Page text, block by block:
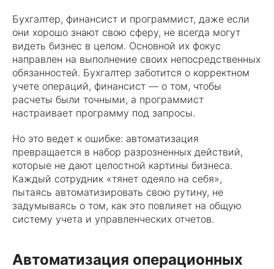
Бухгалтер, финансист и программист, даже если
они хорошо знают свою сферу, не всегда могут
видеть бизнес в целом. Основной их фокус
направлен на выполнение своих непосредственных
обязанностей. Бухгалтер заботится о корректном
учете операций, финансист — о том, чтобы
расчеты были точными, а программист
настраивает программу под запросы.
Но это ведет к ошибке: автоматизация
превращается в набор разрозненных действий,
которые не дают целостной картины бизнеса.
Каждый сотрудник «тянет одеяло на себя»,
пытаясь автоматизировать свою рутину, не
задумываясь о том, как это повлияет на общую
систему учета и управленческих отчетов.
Автоматизация операционных